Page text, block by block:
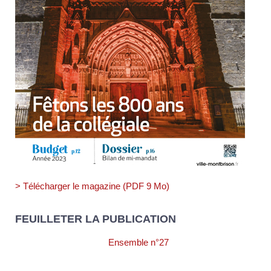
> Télécharger le magazine (PDF 9 Mo)
FEUILLETER LA PUBLICATION
Ensemble n°27